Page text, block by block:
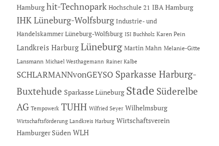
Hamburg hit-Technopark Hochschule 21 IBA Hamburg
IHK Lüneburg-Wolfsburg Industrie- und
Handelskammer Lüneburg-Wolfsburg ISI Buchholz Karen Pein
Landkreis Harburg Lüneburg Martin Mahn Melanie-Gitte
Lansmann Michael Westhagemann Rainer Kalbe
SCHLARMANNvonGEYSO Sparkasse Harburg-
Buxtehude Sparkasse Lüneburg Stade Süderelbe
AG Tempowerk TUHH Wilfried Seyer Wilhelmsburg
Wirtschaftsförderung Landkreis Harburg Wirtschaftsverein
Hamburger Süden WLH